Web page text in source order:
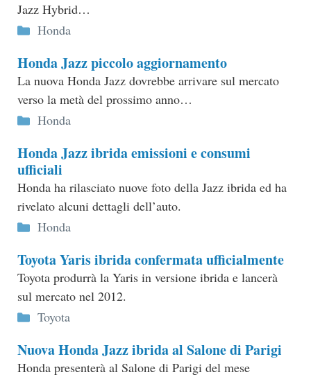
Jazz Hybrid…
Categorie
Honda
Honda Jazz piccolo aggiornamento
La nuova Honda Jazz dovrebbe arrivare sul mercato
verso la metà del prossimo anno…
Categorie
Honda
Honda Jazz ibrida emissioni e consumi
ufficiali
Honda ha rilasciato nuove foto della Jazz ibrida ed ha
rivelato alcuni dettagli dell’auto.
Categorie
Honda
Toyota Yaris ibrida confermata ufficialmente
Toyota produrrà la Yaris in versione ibrida e lancerà
sul mercato nel 2012.
Categorie
Toyota
Nuova Honda Jazz ibrida al Salone di Parigi
Honda presenterà al Salone di Parigi del mese